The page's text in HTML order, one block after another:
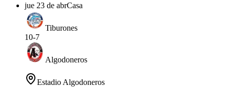
jue 23 de abrCasa
Tiburones
10-7
Algodoneros
Estadio Algodoneros